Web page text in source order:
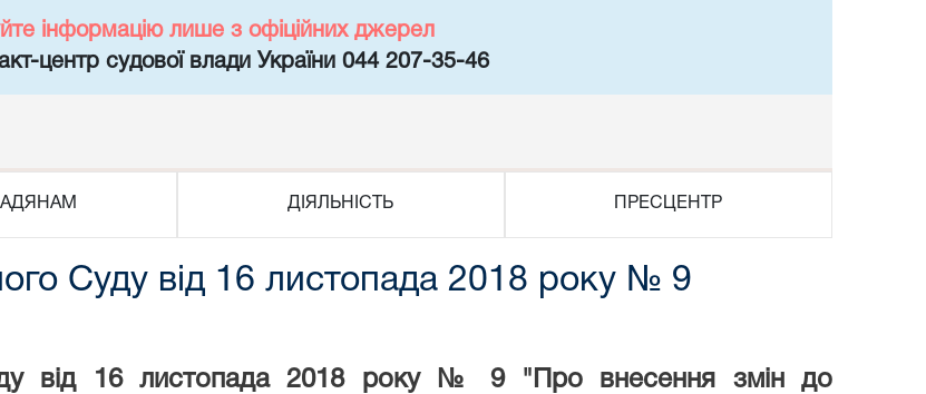
інформацію лише з офіційних джерел
центр судової влади України 044 207-35-46
ДІЯЛЬНІСТЬ ПРЕСЦЕНТР
Суду від 16 листопада 2018 року № 9
від 16 листопада 2018 року № 9 "Про внесення змін до